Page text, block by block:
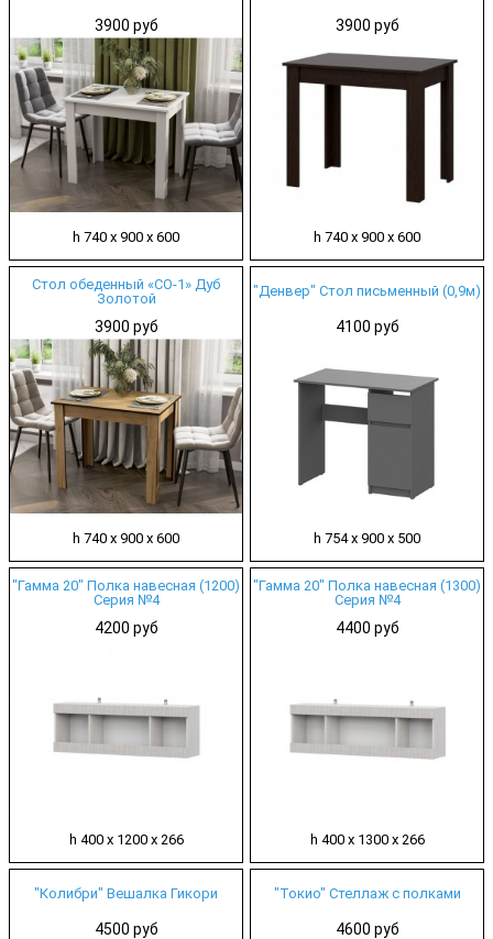
3900 руб
h 740 х 900 х 600
3900 руб
h 740 х 900 х 600
Стол обеденный «СО-1» Дуб
Золотой
3900 руб
h 740 х 900 х 600
"Денвер" Стол письменный (0,9м)
4100 руб
h 754 х 900 х 500
"Гамма 20" Полка навесная (1200)
Серия №4
4200 руб
h 400 х 1200 х 266
"Гамма 20" Полка навесная (1300)
Серия №4
4400 руб
h 400 х 1300 х 266
"Колибри" Вешалка Гикори
4500 руб
"Токио" Стеллаж с полками
4600 руб